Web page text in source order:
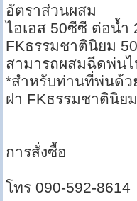
อัตราส่วนผสม
ไอเอส 50ซีซี ต่อน้ำ
FKธรรมชาตินิยม
สามารถผสมฉีดพ่น
*สำหรับท่านที่พ่นด้ว
ฝา FKธรรมชาตินิย
การสั่งซื้อ
โทร 090-592-8614